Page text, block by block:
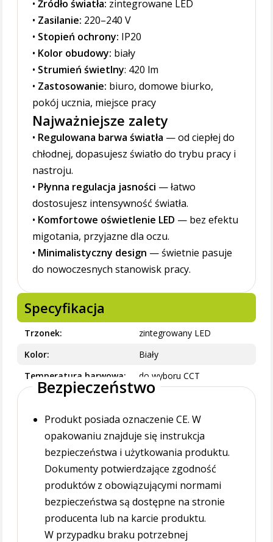
•Źródło światła: zintegrowane LED
• Zasilanie: 220–240 V
• Stopień ochrony: IP20
• Kolor obudowy: biały
• Strumień świetlny: 420 lm
• Zastosowanie: biuro, domowe biurko,
pokój ucznia, miejsce pracy
Najważniejsze zalety
• Regulowana barwa światła — od ciepłej do
chłodnej, dopasujesz światło do trybu pracy i
nastroju.
• Płynna regulacja jasności — łatwo
dostosujesz intensywność światła.
• Komfortowe oświetlenie LED — bez efektu
migotania, przyjazne dla oczu.
• Minimalistyczny design — świetnie pasuje
do nowoczesnych stanowisk pracy.
Specyfikacja
Trzonek
zintegrowany LED
Kolor
Biały
Temperatura barwowa
do wyboru CCT
Bezpieczeństwo
Produkt posiada oznaczenie CE. W
opakowaniu znajduje się instrukcja
bezpieczeństwa i użytkowania produktu.
Dokumenty potwierdzające zgodność
produktów z obowiązującymi normami
bezpieczeństwa są dostępne na stronie
producenta lub na karcie produktu.
W przypadku braku potrzebnej